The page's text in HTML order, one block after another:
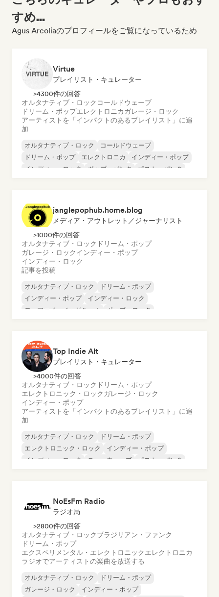
すめ...
Agus Arcoliaのプロフィールをご覧になっているため
Virtue
プレイリスト・キュレーター
>4300件の回答
オルタナティブ・ロック コールドウェーブ
ドリーム・ポップエレクトロニカガレージ・ロック
アーティストを「インパクトのあるプレイリスト」に追
加
オルタナティブ・ロック
コールドウェーブ
ドリーム・ポップ
エレクトロニカ
インディー・ポップ
インディー・ロック
ポップ・パンク ポスト・パンク
janglepophub.home.blog
メディア・アウトレット／ジャーナリスト
>1000件の回答
オルタナティブ・ロック ドリーム・ポップ
ガレージ・ロックインディー・ポップ
インディー・ロック
記事を投稿
オルタナティブ・ロック
ドリーム・ポップ
インディー・ポップ
インディー・ロック
ローファイ・ベッドルーム
ポップ・ロック
Top Indie Alt
プレイリスト・キュレーター
>4000件の回答
オルタナティブ・ロック ドリーム・ポップ
エレクトロニック・ロックガレージ・ロック
インディー・ポップ
アーティストを「インパクトのあるプレイリスト」に追
加
オルタナティブ・ロック
ドリーム・ポップ
エレクトロニック・ロック
インディー・ポップ
インディー・ロック
ニューウェーブ
ポスト・パンク
NoEsFm Radio
ラジオ局
>2800件の回答
オルタナティブ・ロックブラジリアン・ファンク
ドリーム・ポップ
エクスペリメンタル・エレクトロニックエレクトロニカ
ラジオでアーティストの楽曲を放送する
オルタナティブ・ロック
ドリーム・ポップ
ガレージ・ロック
インディー・ポップ